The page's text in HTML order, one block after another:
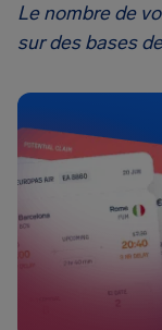
Le nombre de
sur des bases